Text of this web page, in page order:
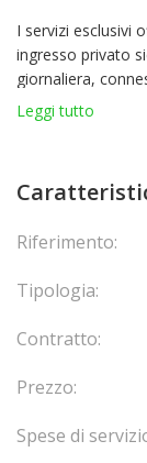
I servizi esclusivi
ingresso privato
giornaliera,
un mobile bar
ufficio, Citofono
350€/mese
Non tutti gli uffici
Leggi tutto
Riferimento:
Tipologia:
Contratto:
Prezzo:
Spese di